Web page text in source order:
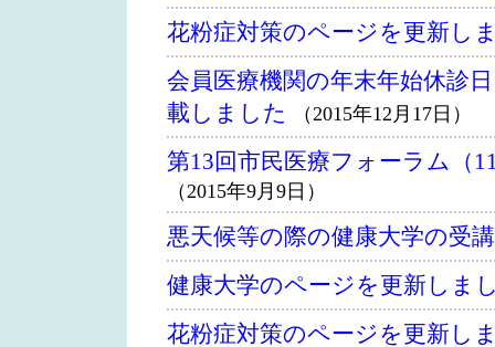
花粉症対策のページを更新し
会員医療機関の年末年始休診
載しました
（2015年12月17日）
第13回市民医療フォーラム（
（2015年9月9日）
悪天候等の際の健康大学の受
健康大学のページを更新しま
花粉症対策のページを更新し